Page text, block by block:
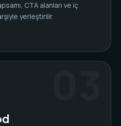
CTA alanları ve iç
yerleştirilir.